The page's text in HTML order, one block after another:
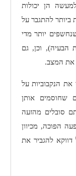
הן יכולות
ביותר להתגבר על
יותר מדי
הבעיה), וכן, גם
את המצב.
את הנקבוביות על
שחוסמים אותן
סובלים מהזעה
הפוכה, מכיוון
דווקא להגביר את